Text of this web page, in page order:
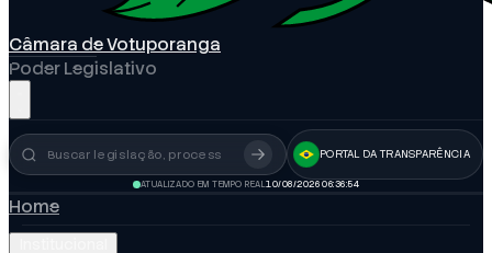
Câmara de Votuporanga
Poder Legislativo
Busca no portal PORTAL DA TRANSPARÊNCIA
ATUALIZADO EM TEMPO REAL10/08/2026 06:36:55
Home